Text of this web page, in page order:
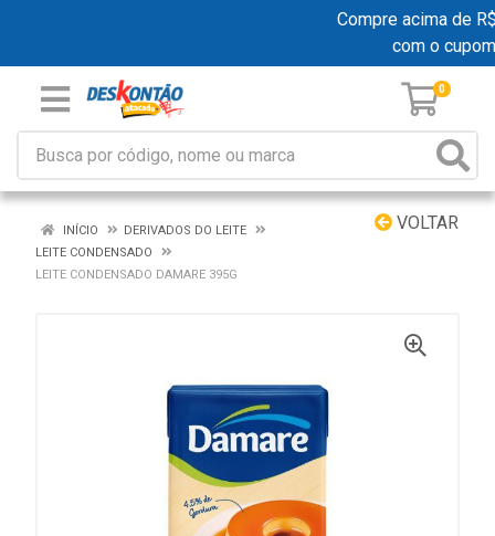
Compre acima de
com o cupom
0
VOLTAR
INÍCIO
DERIVADOS DO LEITE
LEITE CONDENSADO
LEITE CONDENSADO DAMARE 395G